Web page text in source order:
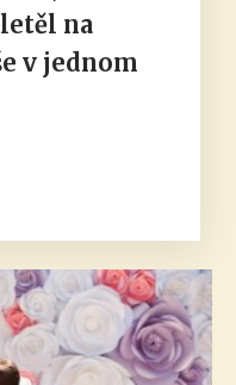
na
v jednom